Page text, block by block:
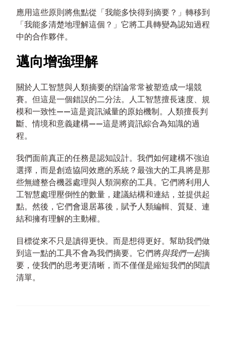
應用這些原則將焦點從「我能多快得到摘要？」轉移到
「我能多清楚地理解這個？」它將工具轉變為認知過程
中的合作夥伴。
邁向增強理解
關於人工智慧與人類摘要的辯論常常被塑造成一場競
賽。但這是一個錯誤的二分法。人工智慧擅長速度、規
模和一致性——這是資訊減量的原始機制。人類擅長判
斷、情境和意義建構——這是將資訊綜合為知識的過
程。
我們面前真正的任務是認知設計。我們如何建構不強迫
選擇，而是創造協同效應的系統？最強大的工具將是那
些無縫整合機器處理與人類洞察的工具。它們將利用人
工智慧處理壓倒性的數量，建議結構和連結，並提供起
點。然後，它們會退居幕後，賦予人類編輯、質疑、連
結和擁有理解的主動權。
目標從來不只是讀得更快。而是想得更好。幫助我們做
到這一點的工具不會為我們摘要。它們將與我們一起摘
要，使我們的思考更清晰，而不僅僅是縮短我們的閱讀
清單。